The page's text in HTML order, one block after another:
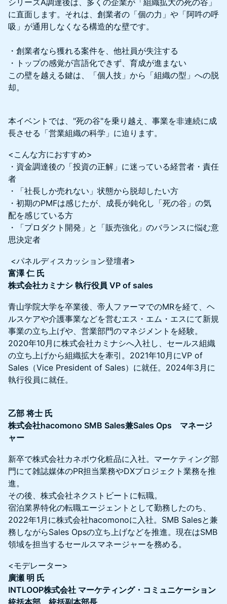
シリーズA調達後は、多くの企業が「組織拡大の死の谷」
に直面します。それは、創業者の「個の力」や「阿吽の呼
吸」が通用しなくなる構造的な壁です。
・創業者なら獲れる案件を、他社員が失注する
・トップの感覚が言語化できず、育成が進まない
この壁を越える鍵は、「個人技」から「組織の型」への脱
却。
本イベントでは、"死の谷"を乗り越え、事業を非連続に成
長させる「営業組織の科学」に迫ります。
<こんな方におすすめ>
・資金調達後の「投資の正解」に迷っている経営者・責任
者
・「社長しか売れない」状態から脱却したい方
・初期のPMFは感じたが、成長が鈍化し「死の谷」の気
配を感じている方
・「プロダクト開発」と「販売強化」のバランスに悩む意
思決定者
<パネルディスカッション登壇者>
富澤 仁 氏
株式会社カミナシ 執行役員 VP of sales
青山学院大学を卒業後、帝人ファーマでのMRを経て、ヘ
ルスケアや介護事業などを営むエス・エム・エスにて新規
事業の立ち上げや、営業部門のマネジメントを経験。
2020年10月に株式会社カミナシへ入社し、セールス組織
の立ち上げから組織拡大を牽引。2021年10月にVP of
Sales（Vice President of Sales）に就任。2024年3月に
執行役員に就任。
乙部 将士 氏
株式会社hacomono SMB Sales兼Sales Ops マネージ
ャー
新卒で株式会社カネボウ化粧品に入社。マーケティング部
門にて雑誌媒体のPR担当業務やDXプロジェクト業務を推
進。
その後、株式会社ネクストビートに転職。
宿泊業界特化の転職エージェントとして勤務したのち、
2022年1月に株式会社hacomonoに入社。SMB Salesと兼
務しながらSales Opsの立ち上げなどを推進。現在はSMB
領域を担当するセールスマネージャーを務める。
<モデレーター>
廣瀬 明 氏
INTLOOP株式会社 マーケティング・コミュニケーション
統括本部 統括副本部長